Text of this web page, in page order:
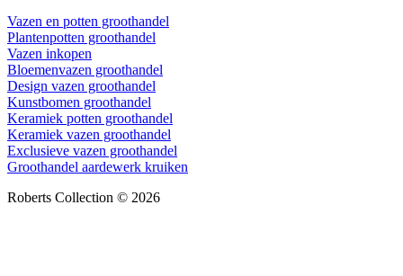
Vazen en potten groothandel
Plantenpotten groothandel
Vazen inkopen
Bloemenvazen groothandel
Design vazen groothandel
Kunstbomen groothandel
Keramiek potten groothandel
Keramiek vazen groothandel
Exclusieve vazen groothandel
Groothandel aardewerk kruiken
Roberts Collection © 2026